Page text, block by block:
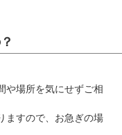
や場所を気にせずご相
ますので、お急ぎの場